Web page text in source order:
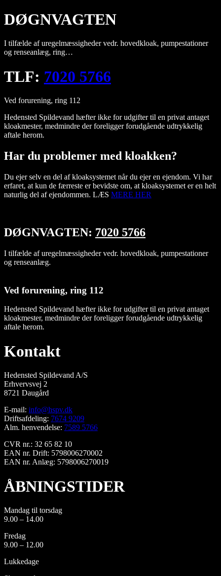
DØGNVAGTEN
I tilfælde af uregelmæssigheder vedr. hovedkloak, pumpestationer
og renseanlæg, ring…
TLF: 7020 5766
Ved forurening, ring 112
Hedensted Spildevand hæfter ikke for udgifter til en privat antaget
kloakmester, medmindre der foreligger forudgående udtrykkelig
aftale herom.
Har du problemer med kloakken?
Du ejer selv en del af kloaksystemet når du ejer en ejendom. Vi har
erfaret, at kun de færreste er bevidste om, at kloaksystemet er en helt
naturlig del af ejendommen. LÆS MERE HER
DØGNVAGTEN: 7020 5766
I tilfælde af uregelmæssigheder vedr. hovedkloak, pumpestationer
og renseanlæg.
Ved forurening, ring 112
Hedensted Spildevand hæfter ikke for udgifter til en privat antaget
kloakmester, medmindre der foreligger forudgående udtrykkelig
aftale herom.
Kontakt
Hedensted Spildevand A/S
Erhvervsvej 2
8721 Daugård
E-mail: info@hspv.dk
Driftsafdeling: 7674 9209
Alm. henvendelse: 7589 5766
CVR nr.: 32 65 82 10
EAN nr. Drift: 5798006270002
EAN nr. Anlæg: 5798006270019
ÅBNINGSTIDER
Mandag til torsdag
9.00 – 14.00
Fredag
9.00 – 12.00
Lukkedage